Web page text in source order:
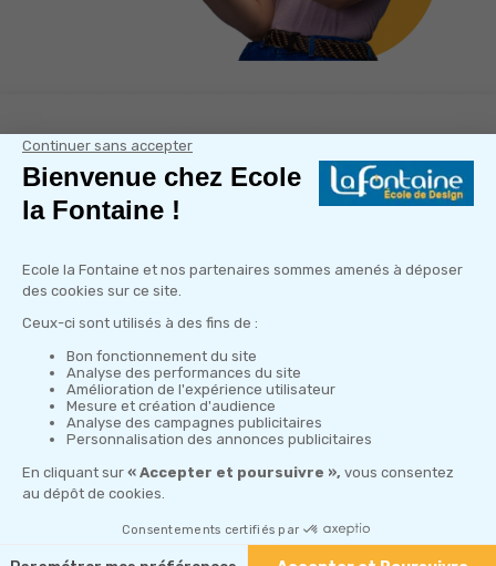
UN SUIVI INDIVIDUEL
Unsuivi individuel en petits effectifs par des
professionnels du designfavorisant l’acquisition
progressive de compétences et de concepts, afin
formation.